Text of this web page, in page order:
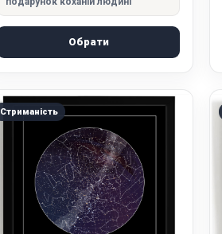
Обрати
Стриманість